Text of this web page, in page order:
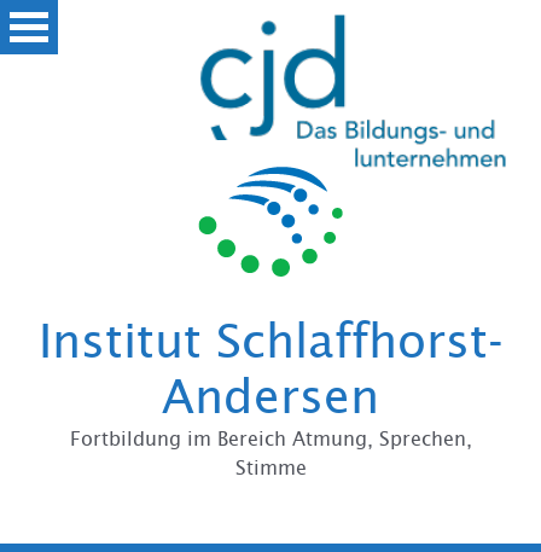
Institut Schlaffhorst-
Andersen
Fortbildung im Bereich Atmung, Sprechen,
Stimme